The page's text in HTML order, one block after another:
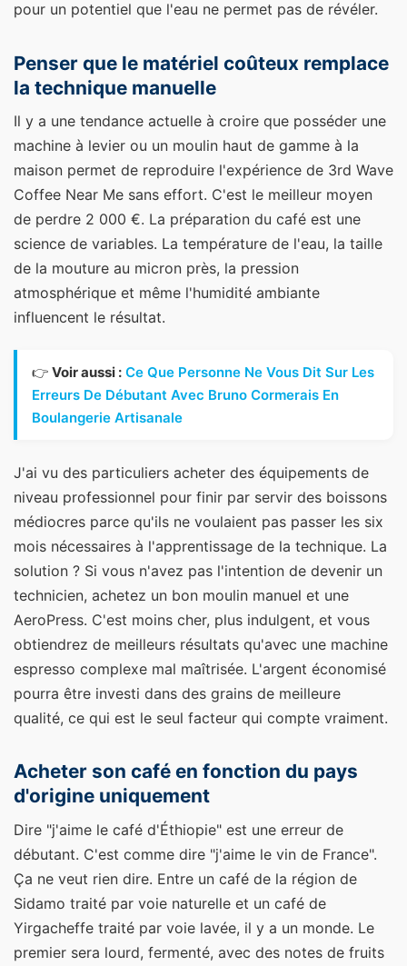
pour un potentiel que l'eau ne permet pas de révéler.
Penser que le matériel coûteux remplace
la technique manuelle
Il y a une tendance actuelle à croire que posséder une
machine à levier ou un moulin haut de gamme à la
maison permet de reproduire l'expérience de 3rd Wave
Coffee Near Me sans effort. C'est le meilleur moyen
de perdre 2 000 €. La préparation du café est une
science de variables. La température de l'eau, la taille
de la mouture au micron près, la pression
atmosphérique et même l'humidité ambiante
influencent le résultat.
👉 Voir aussi : Ce Que Personne Ne Vous Dit Sur Les
Erreurs De Débutant Avec Bruno Cormerais En
Boulangerie Artisanale
J'ai vu des particuliers acheter des équipements de
niveau professionnel pour finir par servir des boissons
médiocres parce qu'ils ne voulaient pas passer les six
mois nécessaires à l'apprentissage de la technique. La
solution ? Si vous n'avez pas l'intention de devenir un
technicien, achetez un bon moulin manuel et une
AeroPress. C'est moins cher, plus indulgent, et vous
obtiendrez de meilleurs résultats qu'avec une machine
espresso complexe mal maîtrisée. L'argent économisé
pourra être investi dans des grains de meilleure
qualité, ce qui est le seul facteur qui compte vraiment.
Acheter son café en fonction du pays
d'origine uniquement
Dire "j'aime le café d'Éthiopie" est une erreur de
débutant. C'est comme dire "j'aime le vin de France".
Ça ne veut rien dire. Entre un café de la région de
Sidamo traité par voie naturelle et un café de
Yirgacheffe traité par voie lavée, il y a un monde. Le
premier sera lourd, fermenté, avec des notes de fruits